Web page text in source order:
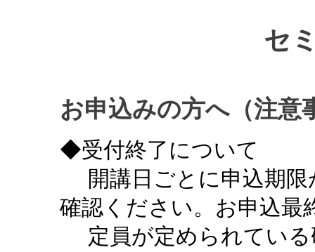
セ
お申込みの方へ（注意
◆受付終了について
開講日ごとに申込期限
確認ください。お申込最
定員が定められている